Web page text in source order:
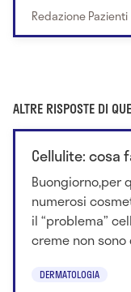
Redazione Pazienti
ALTRE RISPOSTE DI
Cellulite: cosa
Buongiorno,per
numerosi
il “problema”
creme non
DERMATOLOGIA